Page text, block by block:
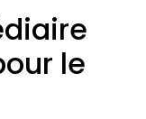
le